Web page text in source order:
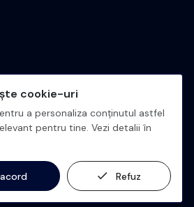
Big Consult. Toate drepturile
byANUI
cookie-uri
a personaliza conținutul astfel
pentru tine. Vezi detalii în
Refuz